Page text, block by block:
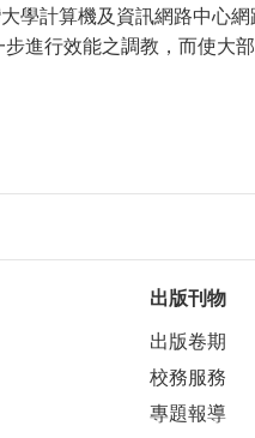
學計算機及資訊網路中心
進行效能之調教，而使大
出版刊物
出版卷期
校務服務
專題報導